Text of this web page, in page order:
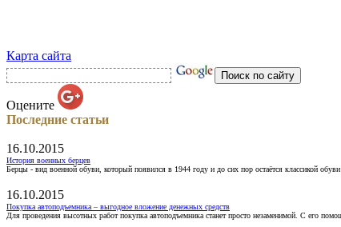
Карта сайта
Оцените
Последние статьи
16.10.2015
История военных берцев
Берцы - вид военной обуви, который появился в 1944 году и до сих пор остаётся классикой
16.10.2015
Покупка автоподъемника – выгодное вложение денежных средств
Для проведения высотных работ покупка автоподъемника станет просто незаменимой. С его